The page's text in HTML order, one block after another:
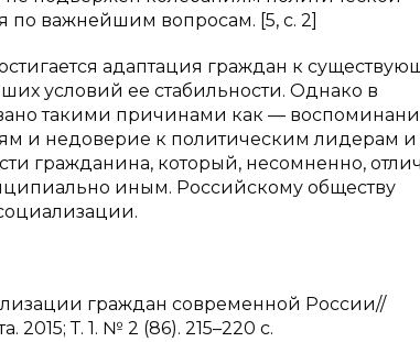
по важнейшим вопросам. [5, c. 2]
адаптация граждан к
условий ее стабильности. Однако в
такими причинами как —
и недоверие к политическим лидерам и
гражданина, который, несомненно,
иным. Российскому обществу
граждан современной России//
2015; Т. 1. № 2 (86). 215–220 с.